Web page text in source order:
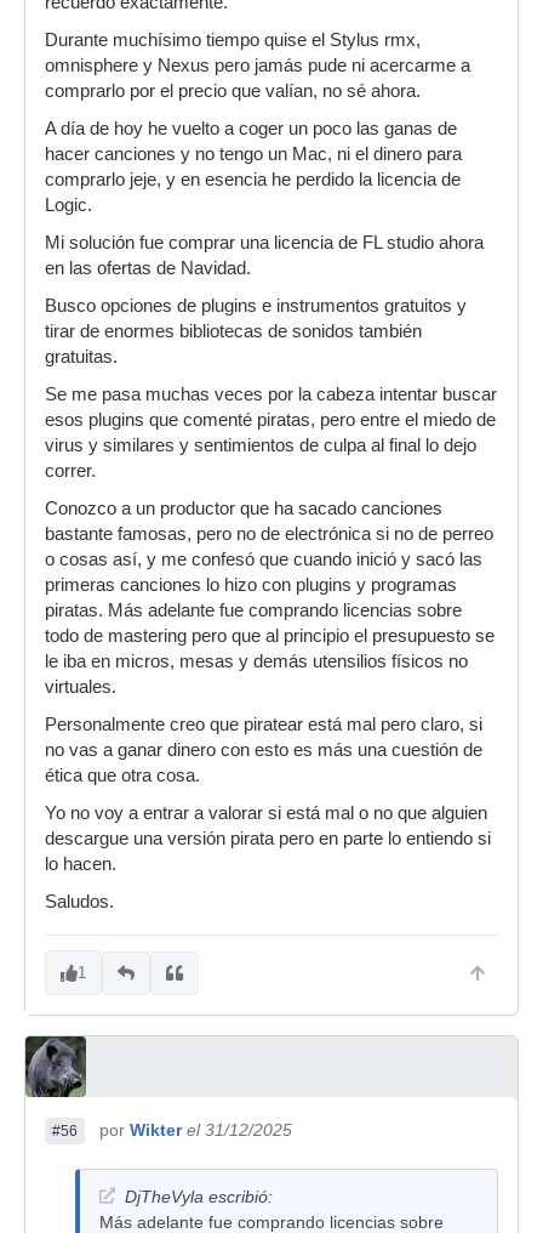
Durante muchísimo tiempo quise el Stylus rmx,
omnisphere y Nexus pero jamás pude ni acercarme a
comprarlo por el precio que valían, no sé ahora.
A día de hoy he vuelto a coger un poco las ganas de
hacer canciones y no tengo un Mac, ni el dinero para
comprarlo jeje, y en esencia he perdido la licencia de
Logic.
Mi solución fue comprar una licencia de FL studio ahora
en las ofertas de Navidad.
Busco opciones de plugins e instrumentos gratuitos y
tirar de enormes bibliotecas de sonidos también
gratuitas.
Se me pasa muchas veces por la cabeza intentar buscar
esos plugins que comenté piratas, pero entre el miedo de
virus y similares y sentimientos de culpa al final lo dejo
correr.
Conozco a un productor que ha sacado canciones
bastante famosas, pero no de electrónica si no de perreo
o cosas así, y me confesó que cuando inició y sacó las
primeras canciones lo hizo con plugins y programas
piratas. Más adelante fue comprando licencias sobre
todo de mastering pero que al principio el presupuesto se
le iba en micros, mesas y demás utensilios físicos no
virtuales.
Personalmente creo que piratear está mal pero claro, si
no vas a ganar dinero con esto es más una cuestión de
ética que otra cosa.
Yo no voy a entrar a valorar si está mal o no que alguien
descargue una versión pirata pero en parte lo entiendo si
lo hacen.
Saludos.
1
#56 por Wikter el 31/12/2025
DjTheVyla escribió:
Más adelante fue comprando licencias sobre